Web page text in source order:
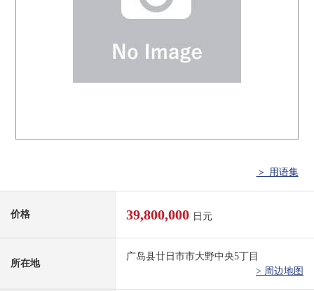
＞ 用语集
价格 39,800,000 日元
所在地
广岛县廿日市市大野中央5丁目
> 周边地图